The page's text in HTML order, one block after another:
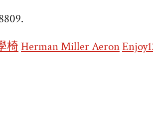
椅 Herman Miller Aeron